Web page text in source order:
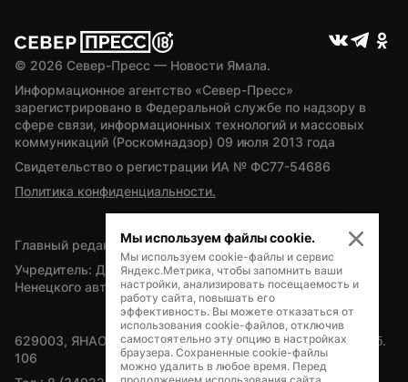
© 2026 Север-Пресс — Новости Ямала.
Информационное агентство «Север-Пресс»
зарегистрировано в Федеральной службе по надзору в
сфере связи, информационных технологий и массовых
коммуникаций (Роскомнадзор) 09 июля 2013 года
Свидетельство о регистрации ИА № ФС77-54686
Политика конфиденциальности.
Главный редактор — А.Л. Поздеев
Учредитель: Департамент внутренней политики Ямало-
Ненецкого автономного округа
629003, ЯНАО, Салехард, мкр. Богдана Кнунянца, д.1, каб.
106
Мы используем файлы cookie.
Мы используем cookie-файлы и сервис
Яндекс.Метрика, чтобы запомнить ваши
настройки, анализировать посещаемость и
работу сайта, повышать его
эффективность. Вы можете отказаться от
использования cookie-файлов, отключив
самостоятельно эту опцию в настройках
браузера. Сохраненные cookie-файлы
можно удалить в любое время. Перед